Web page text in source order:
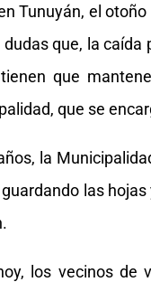
Tunuyán, el
que, la
que
que se
la
las
los vecinos de